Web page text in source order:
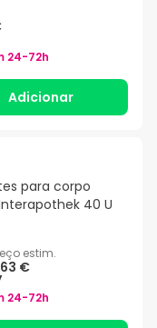
24-72h
Adicionar
para corpo
40 U
estim.
63 €
24-72h